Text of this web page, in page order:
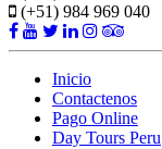
(+51) 984 969 040
Inicio
Contactenos
Pago Online
Day Tours Peru